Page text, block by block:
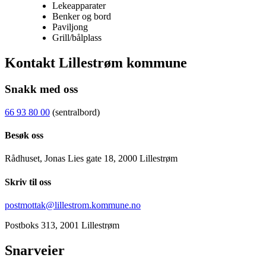
Lekeapparater
Benker og bord
Paviljong
Grill/bålplass
Kontakt Lillestrøm kommune
Snakk med oss
66 93 80 00 (sentralbord)
Besøk oss
Rådhuset, Jonas Lies gate 18, 2000 Lillestrøm
Skriv til oss
postmottak@lillestrom.kommune.no
Postboks 313, 2001 Lillestrøm
Snarveier